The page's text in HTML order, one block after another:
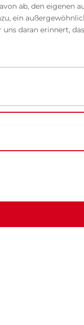
ab, den eigenen
ein
daran erinnert,